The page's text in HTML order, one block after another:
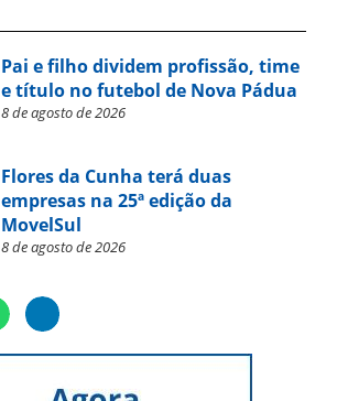
Pai e filho dividem profissão, time
e título no futebol de Nova Pádua
8 de agosto de 2026
Flores da Cunha terá duas
empresas na 25ª edição da
MovelSul
8 de agosto de 2026